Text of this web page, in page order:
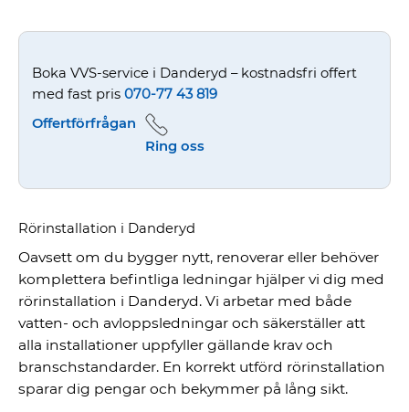
Boka VVS-service i Danderyd – kostnadsfri offert
med fast pris 070-77 43 819
Offertförfrågan
Ring oss
Rörinstallation i Danderyd
Oavsett om du bygger nytt, renoverar eller behöver
komplettera befintliga ledningar hjälper vi dig med
rörinstallation i Danderyd. Vi arbetar med både
vatten- och avloppsledningar och säkerställer att
alla installationer uppfyller gällande krav och
branschstandarder. En korrekt utförd rörinstallation
sparar dig pengar och bekymmer på lång sikt.